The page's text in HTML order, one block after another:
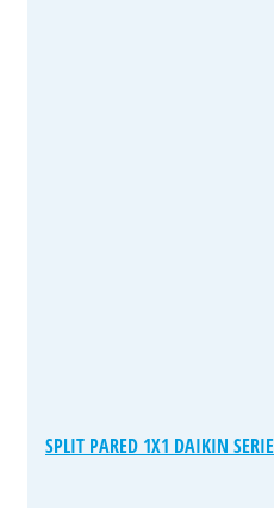
SPLIT PARED 1X1 DAIKIN